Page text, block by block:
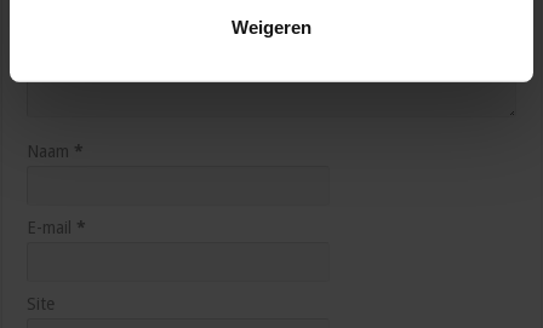
Weigeren
Naam *
E-mail *
Site